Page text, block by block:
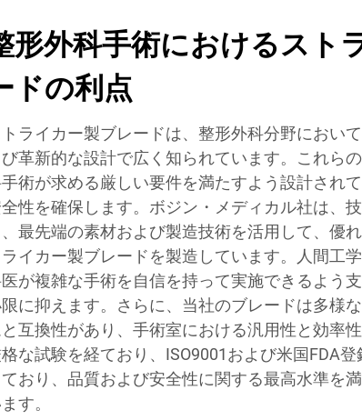
形外科手術におけるスト
ドの利点
トライカー製ブレードは、整形外科分野におい
び革新的な設計で広く知られています。これら
術が求める厳しい要件を満たすよう設計され
性を確保します。ボジン・メディカル社は、
、最先端の素材および製造技術を活用して、優
ライカー製ブレードを製造しています。人間工
が複雑な手術を自信を持って実施できるよう
に抑えます。さらに、当社のブレードは多様
と互換性があり、手術室における汎用性と効率
な試験を経ており、ISO9001および米国FDA
ており、品質および安全性に関する最高水準を
す。